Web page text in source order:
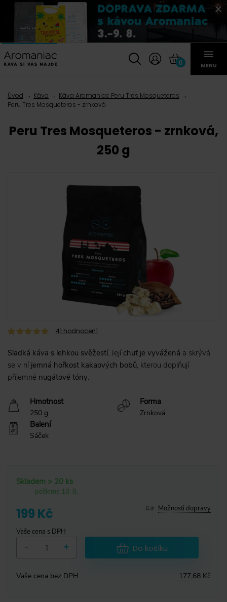
0 MENU
Úvod Káva
Káva Aromaniac Peru Tres Mosqueteros
Peru Tres Mosqueteros - zrnková
Peru Tres Mosqueteros - zrnková,
250 g
41 hodnocení
Sladká káva s lehkou svěžestí. Její chuť je vyvážená a skrývá
se v ní jemná hořkost kakaových bobů, kterou doplňují
příjemné nugátové tóny.
Hmotnost
250 g
Forma
Zrnková
Balení
Sáček
Skladem > 20 ks
pošleme 10. 8.
199 Kč
Vaše cena s DPH
Možnosti dopravy
+ Do košíku
Vaše cena bez DPH 177,68 Kč